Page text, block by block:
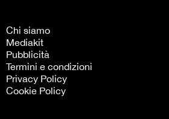
Chi siamo
Mediakit
Pubblicità
Termini e condizioni
Privacy Policy
Cookie Policy